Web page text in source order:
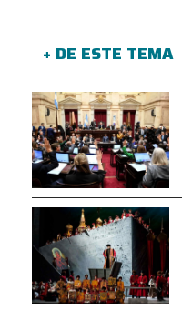
+ DE ESTE TEMA